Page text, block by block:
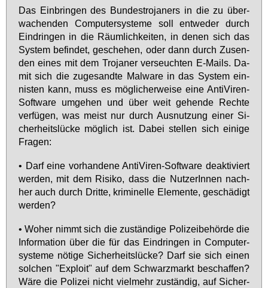
Das Ein­brin­gen des Bun­de­stro­ja­ners in die zu über­
wa­chen­den Com­pu­ter­sys­te­me soll ent­we­der durch
Ein­drin­gen in die Räum­lich­kei­ten, in de­nen sich das
Sys­tem be­fin­det, ge­sche­hen, oder dann durch Zu­sen­
den ei­nes mit dem Tro­ja­ner ver­seuch­ten E-Mails. Da­
mit sich die zu­ge­sand­te Mal­wa­re in das Sys­tem ein­
nis­ten kann, muss es mög­li­cher­wei­se ei­ne An­ti­Vi­ren-
Soft­ware um­ge­hen und über weit ge­hen­de Rech­te
ver­fü­gen, was meist nur durch Aus­nut­zung ei­ner Si­
cher­heits­lü­cke mög­lich ist. Da­bei stel­len sich ei­ni­ge
Fra­gen:
• Darf ei­ne vor­han­de­ne An­ti­Vi­ren-Soft­ware de­ak­ti­viert
wer­den, mit dem Ri­si­ko, dass die Nut­ze­rIn­nen nach­
her auch durch Drit­te, kri­mi­nel­le Ele­men­te, ge­schä­digt
wer­den?
• Wo­her nimmt sich die zu­stän­di­ge Po­li­zei­be­hör­de die
In­for­ma­ti­on über die für das Ein­drin­gen in Com­pu­ter­
sys­te­me nö­ti­ge Si­cher­heits­lü­cke? Darf sie sich ei­nen
sol­chen "Ex­ploit" auf dem Schwarz­markt be­schaf­fen?
Wä­re die Po­li­zei nicht viel­mehr zu­stän­dig, auf Si­cher­